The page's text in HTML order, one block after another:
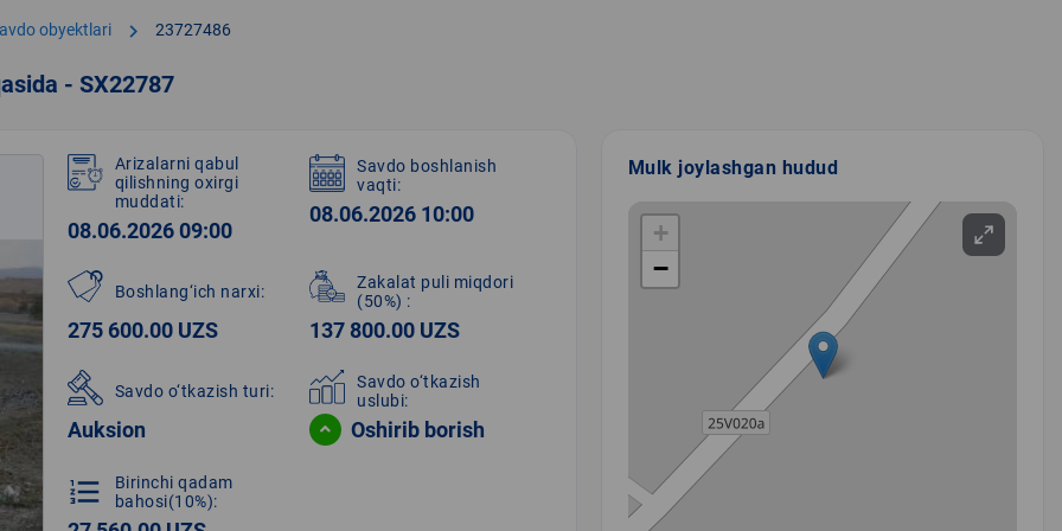
obyektlari chevron_right 23727486
- SX22787
Arizalarni qabul
qilishning oxirgi
muddati:
08.06.2026 09:00
Savdo boshlanish
vaqti:
08.06.2026 10:00
Boshlang‘ich narxi:
275 600.00 UZS
Zakalat puli miqdori
(50%) :
137 800.00 UZS
Savdo o‘tkazish turi:
Auksion
Savdo o‘tkazish
uslubi:
Oshirib borish
format_list_numbered
Birinchi qadam
bahosi(10%):
Mulk joylashgan hudud
+
−